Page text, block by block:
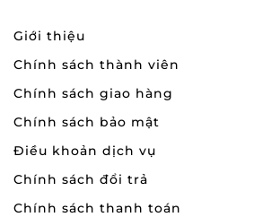
Giới thiệu
Chính sách thành viên
Chính sách giao hàng
Chính sách bảo mật
Điều khoản dịch vụ
Chính sách đổi trả
Chính sách thanh toán